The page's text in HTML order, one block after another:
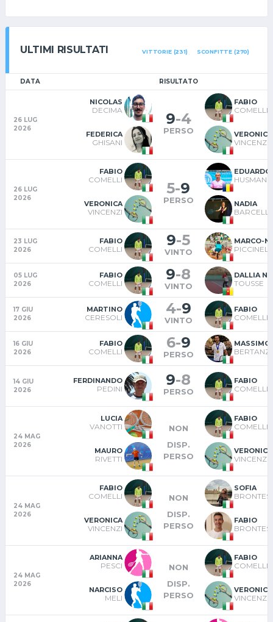
ULTIMI RISULTATI VITTORIE (231) SCONFITTE (270)
DATA RISULTATO
26 LUG
2026
NICOLAS
DECIMA
FEDERICA
GHISANI
9-4
PERSO
FABIO
COMELLI
VERONICA
VINCENZI
26 LUG
2026
FABIO
COMELLI
VERONICA
VINCENZI
5-9
PERSO
EDUARDO
HUSMAN
NADIA
23 LUG
2026
FABIO
COMELLI
9-5
VINTO
MARCO-
05 LUG
2026
FABIO
COMELLI
9-8
VINTO
DALLIA
TOUSSE
17 GIU
2026
MARTINO
CERESOLI
4-9
VINTO
FABIO
COMELLI
16 GIU
2026
FABIO
COMELLI
6-9
PERSO
MASSIMO
14 GIU
2026
FERDINANDO
PEDINI
9-8
PERSO
FABIO
COMELLI
24 MAG
2026
LUCIA
VANOTTI
MAURO
RIVETTI
NON
DISP.
PERSO
FABIO
COMELLI
VERONICA
VINCENZI
24 MAG
2026
FABIO
COMELLI
VERONICA
VINCENZI
NON
DISP.
PERSO
SOFIA
BRONTESI
FABIO
BRONTESI
24 MAG
2026
ARIANNA
PESCI
NARCISO
MELI
NON
DISP.
PERSO
FABIO
COMELLI
VERONICA
VINCENZI